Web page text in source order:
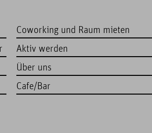
Coworking und Raum mieten
Aktiv werden
Über uns
Cafe/Bar